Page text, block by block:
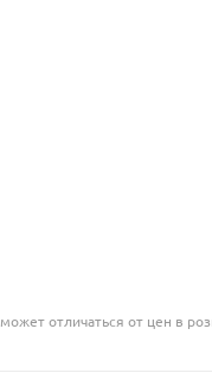
отличаться от цен в